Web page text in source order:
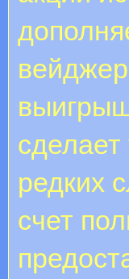
редких
счет